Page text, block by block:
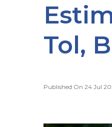
Tol,
Published On 24 Jul